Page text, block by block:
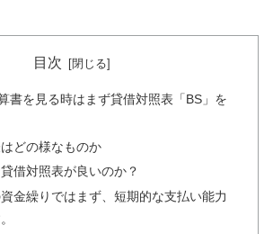
目次
書を見る時はまず貸借対照表「BS」を
どの様なものか
借対照表が良いのか？
金繰りではまず、短期的な支払い能力